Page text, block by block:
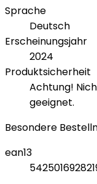
Sprache
Deutsch
Erscheinungsjahr
2024
Produktsicherheit
Achtung!
geeignet.
Besondere
ean13